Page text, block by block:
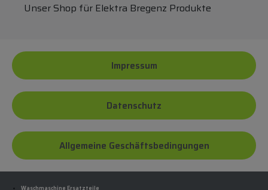
Unser Shop für Elektra Bregenz Produkte
Impressum
Datenschutz
Allgemeine Geschäftsbedingungen